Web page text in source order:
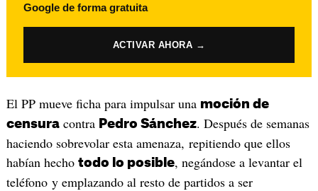
Google de forma gratuita
ACTIVAR AHORA →
El PP mueve ficha para impulsar una moción de
censuracontra Pedro Sánchez. Después de semanas
haciendo sobrevolar esta amenaza, repitiendo que ellos
habían hecho todo lo posible, negándose a levantar el
teléfono y emplazando al resto de partidos a ser